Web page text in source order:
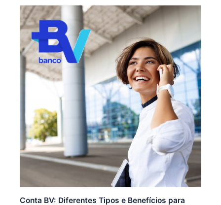
Conta BV: Diferentes Tipos e Benefícios para